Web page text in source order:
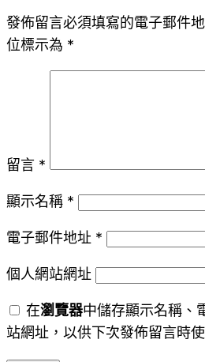
發佈留言必須填寫的電子郵件
位標示為 *
留言 *
顯示名稱 *
電子郵件地址 *
個人網站網址
在瀏覽器中儲存顯示名稱、
站網址，以供下次發佈留言時使